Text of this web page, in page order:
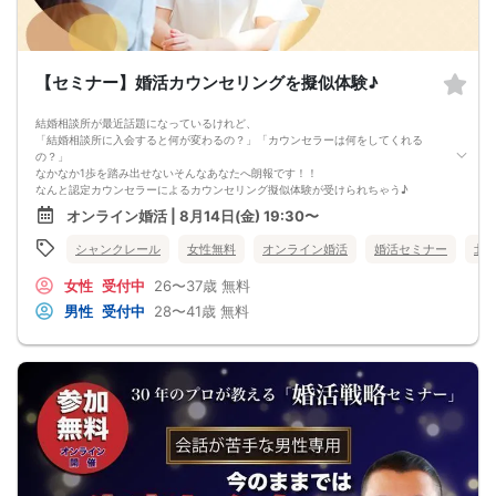
婚活戦略セミナーでは、恋愛や婚活で悩む男性が
短期間で変化と成果を実感できる方法をお伝えします。
【注意事項】
（屋外、車内からのご参加や、途中入室、退出はご遠慮下さい。）
お支払いいただきます。
【セミナー】婚活カウンセリングを擬似体験♪
結婚相談所が最近話題になっているけれど、
「結婚相談所に入会すると何が変わるの？」「カウンセラーは何をしてくれる
の？」
なかなか1歩を踏み出せないそんなあなたへ朗報です！！
なんと認定カウンセラーによるカウンセリング擬似体験が受けられちゃう♪
実際に入会した時にもらえるアドバイスや、カウンセラーの人柄から結婚相談所
への入会イメージがグッと高まります！
・結婚はしたいけれど、結婚相談所に入会する勇気がない
・結婚相談所に入会してから失敗はしたくない
どれか1つでも当てはまる人は是非ご参加ください♪
■事前準備
□身分証
イベント受付開始までに、Google Meetアプリのダウンロードお願いいたしま
す。
＜PC環境＞ OS・ブラウザは最新仕様にアップデートした上でのご利用を推奨。
＜モバイル環境＞OSは最新仕様にアップデートした上でのご利用を推奨。
■オンラインセミナーの流れ
①受付開始
開始時間の5分前～登録メールアドレスに送信されたGoogle Meet専用会議コード
よりご入室下さい。
オンライン婚活 | 8月14日(金) 19:30〜
シャンクレール 女性無料 オンライン婚活 婚活セミナー 北
女性 受付中 26〜37歳 無料
男性 受付中 28〜41歳 無料